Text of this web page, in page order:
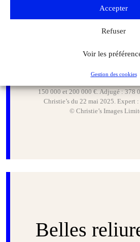
Accepter
Refuser
Voir les
Gestion des cookies
Fables choisies mises en vers, Jean
150 000 et 200 000 €. Adjugé : 378
Christie’s du 22 mai 2025. Expert
© Christie’s Images
Belles